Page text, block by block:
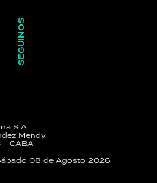
SEGUINOS
S.A.
Mendy
- CABA
08 de Agosto 2026